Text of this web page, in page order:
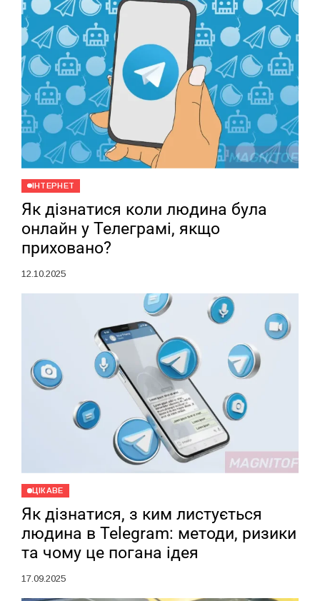
ІНТЕРНЕТ
Як дізнатися коли людина була
онлайн у Телеграмі, якщо
приховано?
12.10.2025
ЦІКАВЕ
Як дізнатися, з ким листується
людина в Telegram: методи, ризики
та чому це погана ідея
17.09.2025